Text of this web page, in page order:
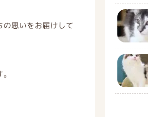
の思いをお届けして